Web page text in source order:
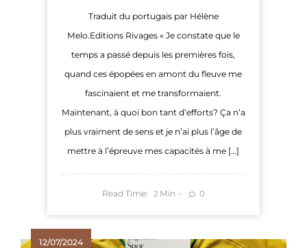
Traduit du portugais par Hélène
Melo.Editions Rivages « Je constate que le
temps a passé depuis les premières fois,
quand ces épopées en amont du fleuve me
fascinaient et me transformaient.
Maintenant, à quoi bon tant d’efforts? Ça n’a
plus vraiment de sens et je n’ai plus l’âge de
mettre à l’épreuve mes capacités à me […]
Read Time: 2 Min 0
12/07/2024